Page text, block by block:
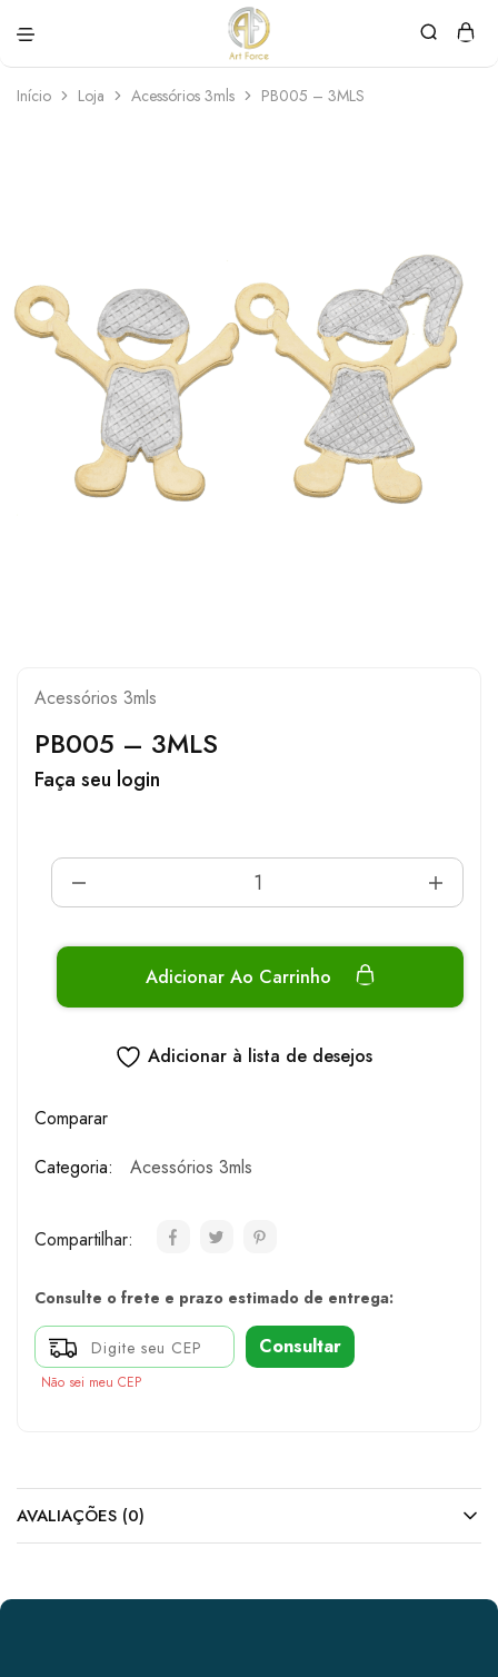
Force
personalizadas
Início Loja Acessórios 3mls PB005 – 3MLS
Acessórios 3mls
PB005 – 3MLS
Faça seu login
Adicionar Ao Carrinho
Adicionar à lista de desejos
Comparar
Categoria:
Acessórios 3mls
Compartilhar:
Consulte o frete e prazo estimado de entrega:
Consultar
Não sei meu CEP
AVALIAÇÕES (0)